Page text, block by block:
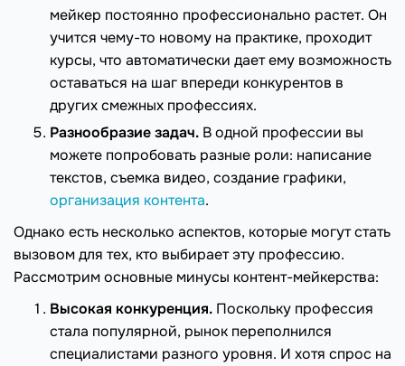
мейкер постоянно профессионально растет. Он
учится чему-то новому на практике, проходит
курсы, что автоматически дает ему возможность
оставаться на шаг впереди конкурентов в
других смежных профессиях.
Разнообразие задач. В одной профессии вы
можете попробовать разные роли: написание
текстов, съемка видео, создание графики,
организация контента.
Однако есть несколько аспектов, которые могут стать
вызовом для тех, кто выбирает эту профессию.
Рассмотрим основные минусы контент-мейкерства:
Высокая конкуренция. Поскольку профессия
стала популярной, рынок переполнился
специалистами разного уровня. И хотя спрос на